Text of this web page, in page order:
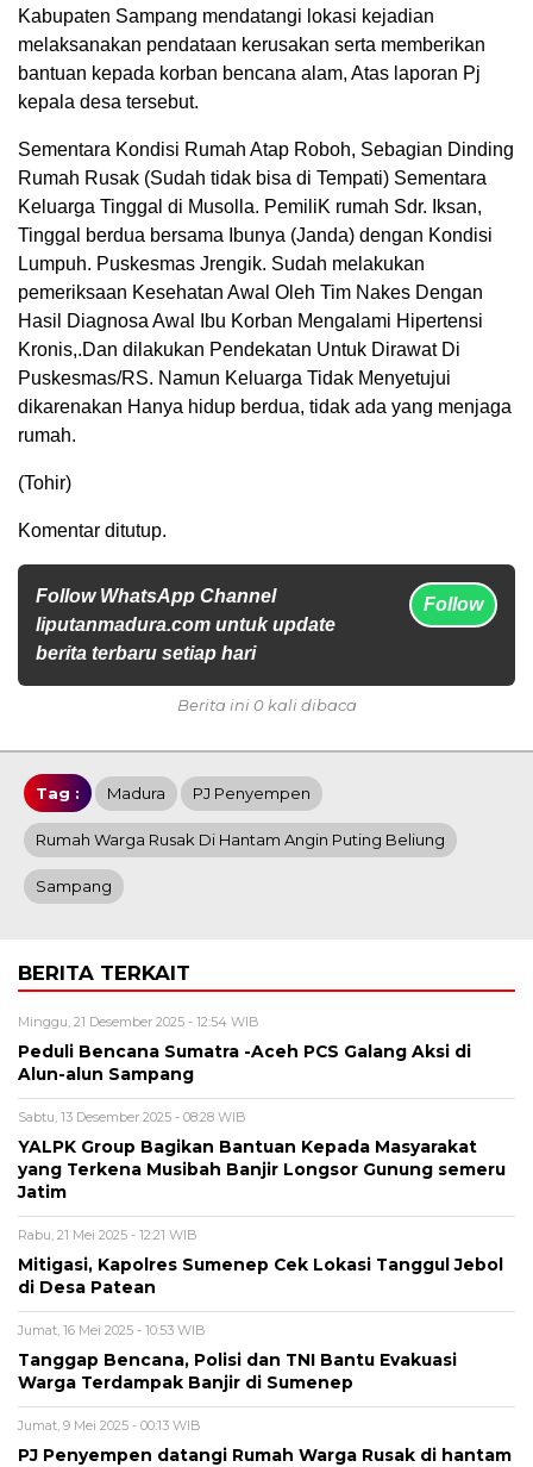
Kabupaten Sampang mendatangi lokasi kejadian
melaksanakan pendataan kerusakan serta memberikan
bantuan kepada korban bencana alam, Atas laporan Pj
kepala desa tersebut.
Sementara Kondisi Rumah Atap Roboh, Sebagian Dinding
Rumah Rusak (Sudah tidak bisa di Tempati) Sementara
Keluarga Tinggal di Musolla. PemiliK rumah Sdr. Iksan,
Tinggal berdua bersama Ibunya (Janda) dengan Kondisi
Lumpuh. Puskesmas Jrengik. Sudah melakukan
pemeriksaan Kesehatan Awal Oleh Tim Nakes Dengan
Hasil Diagnosa Awal Ibu Korban Mengalami Hipertensi
Kronis,.Dan dilakukan Pendekatan Untuk Dirawat Di
Puskesmas/RS. Namun Keluarga Tidak Menyetujui
dikarenakan Hanya hidup berdua, tidak ada yang menjaga
rumah.
(Tohir)
Komentar ditutup.
Follow WhatsApp Channel
liputanmadura.com untuk update
berita terbaru setiap hari
Follow
Berita ini 0 kali dibaca
Tag : Madura PJ Penyempen
Rumah Warga Rusak Di Hantam Angin Puting Beliung
Sampang
BERITA TERKAIT
Minggu, 21 Desember 2025 - 12:54 WIB
Peduli Bencana Sumatra -Aceh PCS Galang Aksi di
Alun-alun Sampang
Sabtu, 13 Desember 2025 - 08:28 WIB
YALPK Group Bagikan Bantuan Kepada Masyarakat
yang Terkena Musibah Banjir Longsor Gunung semeru
Jatim
Rabu, 21 Mei 2025 - 12:21 WIB
Mitigasi, Kapolres Sumenep Cek Lokasi Tanggul Jebol
di Desa Patean
Jumat, 16 Mei 2025 - 10:53 WIB
Tanggap Bencana, Polisi dan TNI Bantu Evakuasi
Warga Terdampak Banjir di Sumenep
Jumat, 9 Mei 2025 - 00:13 WIB
PJ Penyempen datangi Rumah Warga Rusak di hantam